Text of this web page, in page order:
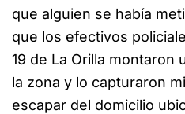
que alguien se había
que los efectivos
19 de La Orilla montaron
la zona y lo capturaron
escapar del domicilio